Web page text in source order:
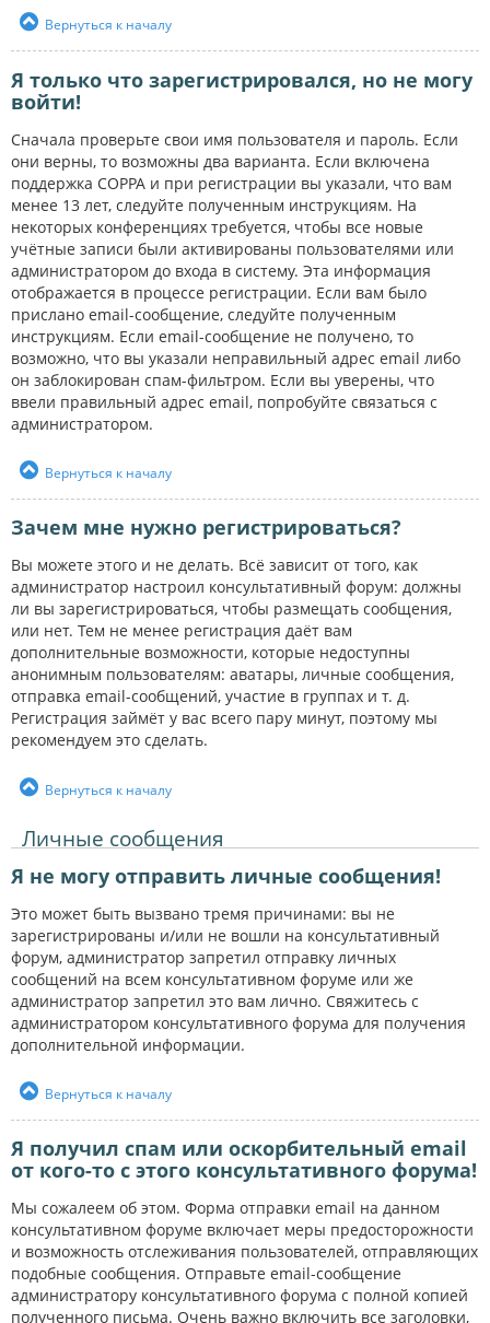
Вернуться к началу
Я только что зарегистрировался, но не могу
войти!
Сначала проверьте свои имя пользователя и пароль. Если
они верны, то возможны два варианта. Если включена
поддержка COPPA и при регистрации вы указали, что вам
менее 13 лет, следуйте полученным инструкциям. На
некоторых конференциях требуется, чтобы все новые
учётные записи были активированы пользователями или
администратором до входа в систему. Эта информация
отображается в процессе регистрации. Если вам было
прислано email-сообщение, следуйте полученным
инструкциям. Если email-сообщение не получено, то
возможно, что вы указали неправильный адрес email либо
он заблокирован спам-фильтром. Если вы уверены, что
ввели правильный адрес email, попробуйте связаться с
администратором.
Вернуться к началу
Зачем мне нужно регистрироваться?
Вы можете этого и не делать. Всё зависит от того, как
администратор настроил консультативный форум: должны
ли вы зарегистрироваться, чтобы размещать сообщения,
или нет. Тем не менее регистрация даёт вам
дополнительные возможности, которые недоступны
анонимным пользователям: аватары, личные сообщения,
отправка email-сообщений, участие в группах и т. д.
Регистрация займёт у вас всего пару минут, поэтому мы
рекомендуем это сделать.
Вернуться к началу
Личные сообщения
Я не могу отправить личные сообщения!
Это может быть вызвано тремя причинами: вы не
зарегистрированы и/или не вошли на консультативный
форум, администратор запретил отправку личных
сообщений на всем консультативном форуме или же
администратор запретил это вам лично. Свяжитесь с
администратором консультативного форума для получения
дополнительной информации.
Вернуться к началу
Я получил спам или оскорбительный email
от кого-то с этого консультативного форума!
Мы сожалеем об этом. Форма отправки email на данном
консультативном форуме включает меры предосторожности
и возможность отслеживания пользователей, отправляющих
подобные сообщения. Отправьте email-сообщение
администратору консультативного форума с полной копией
полученного письма. Очень важно включить все заголовки,